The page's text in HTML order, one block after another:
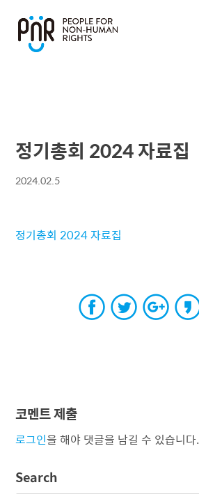
정기총회 2024 자료집
2024.02.5
정기총회 2024 자료집
코멘트 제출
로그인을 해야 댓글을 남길 수 있습니다.
Search